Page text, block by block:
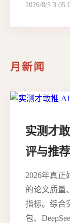
2026/8/5
月新闻
实测才
评与推荐
2026年真
的论文质量
指标。综合
包、